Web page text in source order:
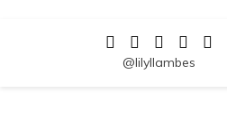
@lilyllambes